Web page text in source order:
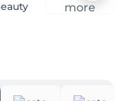
more